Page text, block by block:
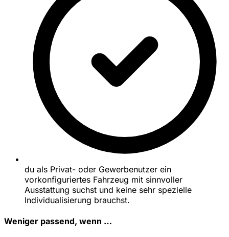
du als Privat- oder Gewerbenutzer ein
vorkonfiguriertes Fahrzeug mit sinnvoller
Ausstattung suchst und keine sehr spezielle
Individualisierung brauchst.
Weniger passend, wenn …